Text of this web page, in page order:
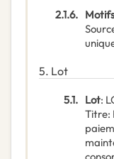
2.1.6.
5. Lot
5.1. Lot:
Titre: